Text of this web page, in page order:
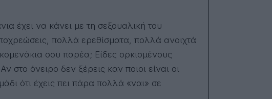
έχει να κάνει με τη σεξουαλική του
πολλά ερεθίσματα, πολλά ανοιχτά
σου παρέα; Είδες ορκισμένους
στο όνειρο δεν ξέρεις καν ποιοι είναι οι
ότι έχεις πει πάρα πολλά «ναι» σε